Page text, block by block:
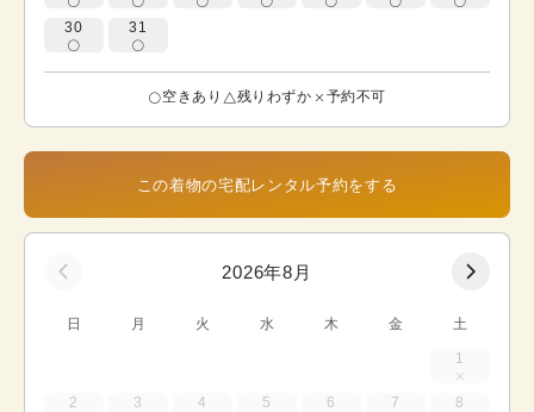
30 31
空きあり 残りわずか 予約不可
この着物の宅配レンタル予約をする
2026年8月
日 月 火 水 木 金 土
1
2 3 4 5 6 7 8